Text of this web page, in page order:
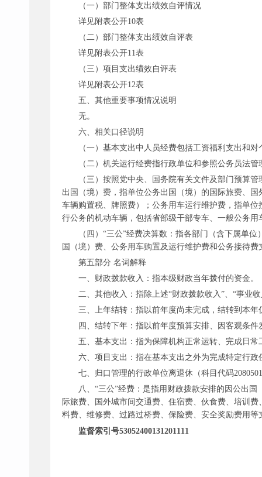
（一）部门整体支出绩效自评情况
详见附表公开10表
（二）部门整体支出绩效自评表
详见附表公开11表
（三）项目支出绩效自评表
详见附表公开12表
五、其他重要事项情况说明
无。
六、相关口径说明
（一）基本支出中人员经费包括工资福利支出和
（二）机关运行经费指行政单位和参照公务员法
（三）按照党中央、国务院有关文件及部门预算管
出国（境）费，指单位公务出国（境）的国际旅费、
车辆购置税、牌照费）；公务用车运行维护费，指单
行公务的机动车辆，包括省部级干部专车、一般公务
（四） “三公”经费决算数：指各部门（含下属单
国（境）费、公务用车购置及运行维护费和公务接待
第五部分 名词解释
一、财政拨款收入：指本级财政当年拨付的资金。
二、其他收入：指除上述“财政拨款收入”、“事业
三、上年结转：指以前年度尚未完成，结转到本
四、结转下年：指以前年度预算安排、因客观条
五、基本支出：指为保障机构正常运转、完成日
六、项目支出：指在基本支出之外为完成特定行
七、归口管理的行政单位离退休（科目代码
八、 “三公”经费：是指用财政拨款安排的因公出国
际旅费、国外城市间交通费、住宿费、伙食费、培训
料费、维修费、过路过桥费、保险费、安全奖励费用
监督索引号53052400131201111